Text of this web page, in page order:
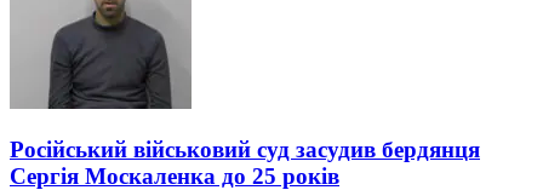
Російський військовий суд засудив бердянця
Сергія Москаленка до 25 років